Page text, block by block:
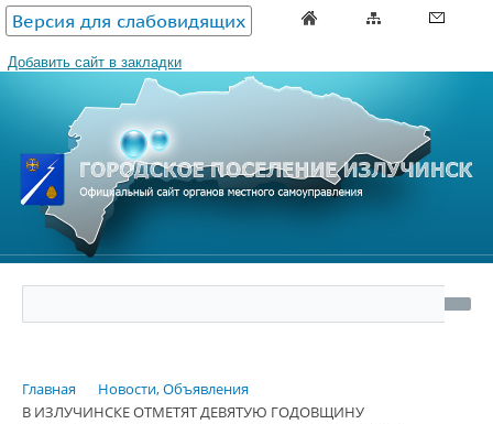
Версия для слабовидящих
Добавить сайт в закладки
Главная
Новости, Объявления
В ИЗЛУЧИНСКЕ ОТМЕТЯТ ДЕВЯТУЮ ГОДОВЩИНУ